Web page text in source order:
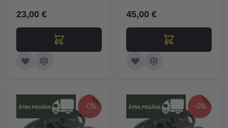
23,00 € 45,00 €
-0% -0%